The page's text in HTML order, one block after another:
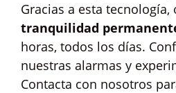
Gracias a esta tecnología,
tranquilidad
horas, todos los días.
nuestras alarmas y
Contacta con nosotros